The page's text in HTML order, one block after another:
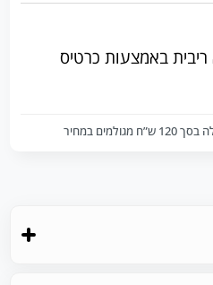
ריבית באמצעות כרטיס
במחיר